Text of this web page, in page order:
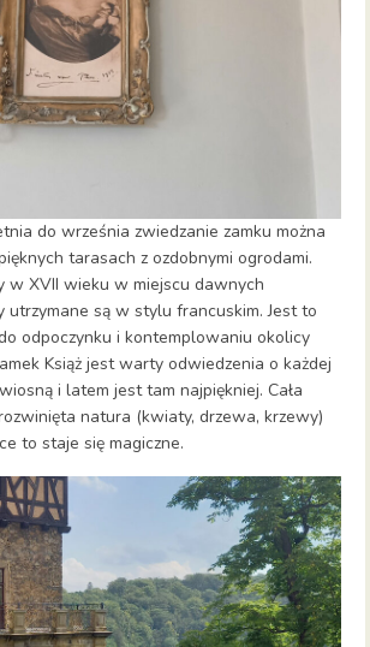
do września zwiedzanie zamku można
tarasach z ozdobnymi ogrodami.
w XVII wieku w miejscu dawnych
utrzymane są w stylu francuskim. Jest to
odpoczynku i kontemplowaniu okolicy
Książ jest warty odwiedzenia o każdej
i latem jest tam najpiękniej. Cała
natura (kwiaty, drzewa, krzewy)
to staje się magiczne.